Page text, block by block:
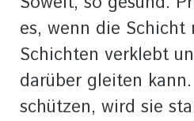
es, wenn die
Schichten verklebt
darüber gleiten
schützen, wird sie